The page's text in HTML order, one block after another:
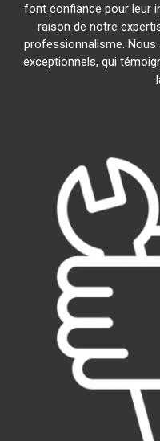
font confiance pour leur
raison de notre
professionnalisme.
exceptionnels, qui